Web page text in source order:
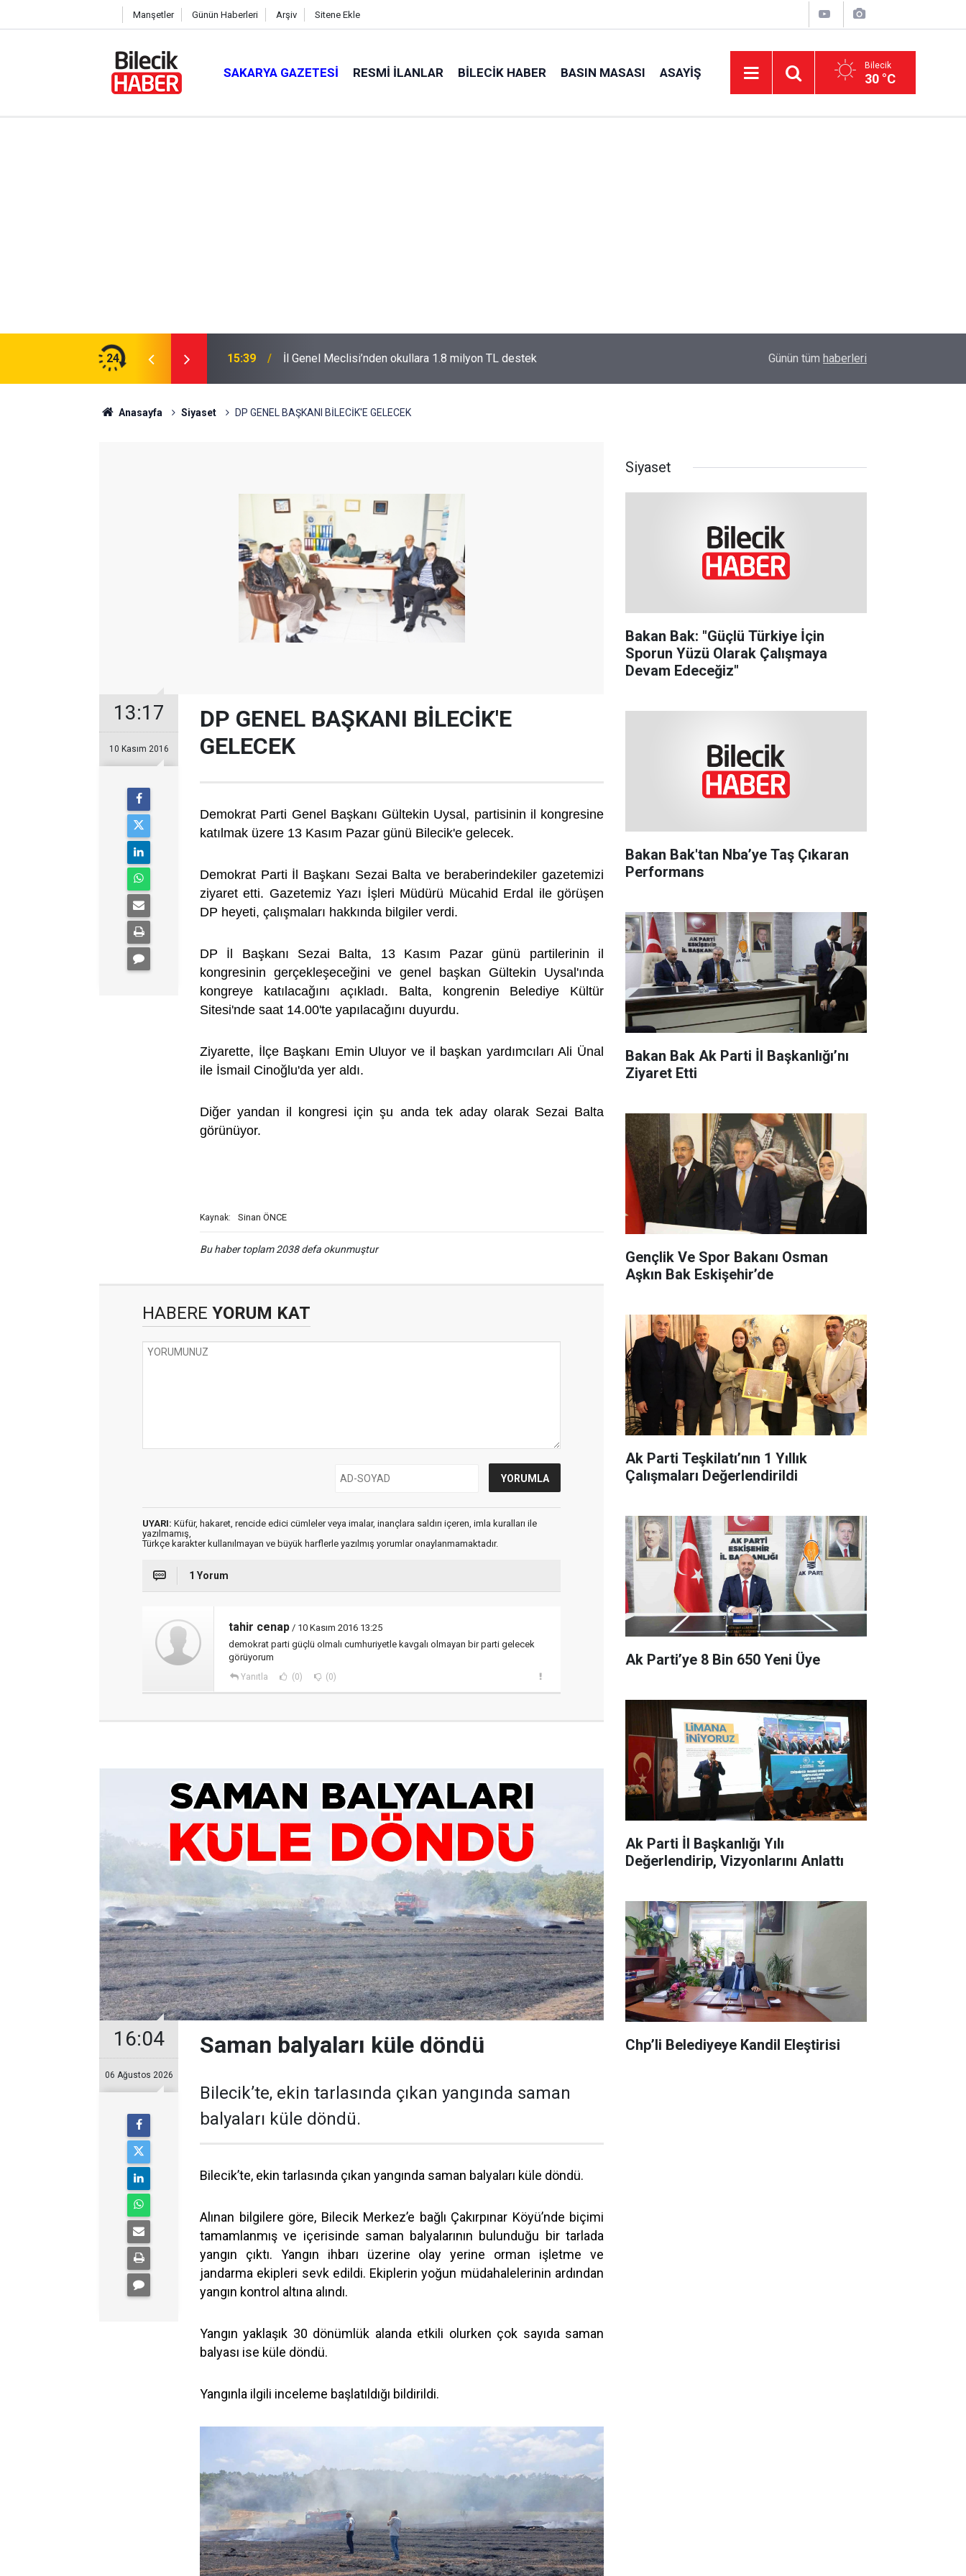
Manşetler Günün Haberleri Arşiv Sitene Ekle
SAKARYA GAZETESI RESMI İLANLAR BILECIK HABER BASIN MASASI ASAYIŞ Bilecik
30 °C
24 15:39 İl Genel Meclisi’nden okullara 1.8 milyon TL destek OEDAŞ Türkiye’yi temsil edecek
Günün tüm haberleri
Anasayfa Siyaset DP GENEL BAŞKANI BİLECİK'E GELECEK
13:17
10 Kasım 2016
DP GENEL BAŞKANI BİLECİK'E
GELECEK
Demokrat Parti Genel Başkanı Gültekin Uysal, partisinin il kongresine
katılmak üzere 13 Kasım Pazar günü Bilecik'e gelecek.
Demokrat Parti İl Başkanı Sezai Balta ve beraberindekiler gazetemizi
ziyaret etti. Gazetemiz Yazı İşleri Müdürü Mücahid Erdal ile görüşen
DP heyeti, çalışmaları hakkında bilgiler verdi.
DP İl Başkanı Sezai Balta, 13 Kasım Pazar günü partilerinin il
kongresinin gerçekleşeceğini ve genel başkan Gültekin Uysal'ında
kongreye katılacağını açıkladı. Balta, kongrenin Belediye Kültür
Sitesi'nde saat 14.00'te yapılacağını duyurdu.
Ziyarette, İlçe Başkanı Emin Uluyor ve il başkan yardımcıları Ali Ünal
ile İsmail Cinoğlu'da yer aldı.
Diğer yandan il kongresi için şu anda tek aday olarak Sezai Balta
görünüyor.
Kaynak: Sinan ÖNCE
Bu haber toplam 2038 defa okunmuştur
HABERE YORUM KAT
UYARI: Küfür, hakaret, rencide edici cümleler veya imalar, inançlara saldırı içeren, imla kuralları ile
yazılmamış,
Türkçe karakter kullanılmayan ve büyük harflerle yazılmış yorumlar onaylanmamaktadır.
1 Yorum
tahir cenap / 10 Kasım 2016 13:25
demokrat parti güçlü olmalı cumhuriyetle kavgalı olmayan bir parti gelecek
görüyorum
Yanıtla (0) (0)
16:04
06 Ağustos 2026
Saman balyaları küle döndü
Bilecik’te, ekin tarlasında çıkan yangında saman
balyaları küle döndü.
Bilecik’te, ekin tarlasında çıkan yangında saman balyaları küle döndü.
Alınan bilgilere göre, Bilecik Merkez’e bağlı Çakırpınar Köyü’nde biçimi
tamamlanmış ve içerisinde saman balyalarının bulunduğu bir tarlada
yangın çıktı. Yangın ihbarı üzerine olay yerine orman işletme ve
jandarma ekipleri sevk edildi. Ekiplerin yoğun müdahalelerinin ardından
yangın kontrol altına alındı.
Yangın yaklaşık 30 dönümlük alanda etkili olurken çok sayıda saman
balyası ise küle döndü.
Yangınla ilgili inceleme başlatıldığı bildirildi.
Siyaset
Bakan Bak: "Güçlü Türkiye İçin
Sporun Yüzü Olarak Çalışmaya
Devam Edeceğiz"
Bakan Bak'tan Nba’ye Taş Çıkaran
Performans
Bakan Bak Ak Parti İl Başkanlığı’nı
Ziyaret Etti
Gençlik Ve Spor Bakanı Osman
Aşkın Bak Eskişehir’de
Ak Parti Teşkilatı’nın 1 Yıllık
Çalışmaları Değerlendirildi
Ak Parti’ye 8 Bin 650 Yeni Üye
Ak Parti İl Başkanlığı Yılı
Değerlendirip, Vizyonlarını Anlattı
Chp’li Belediyeye Kandil Eleştirisi